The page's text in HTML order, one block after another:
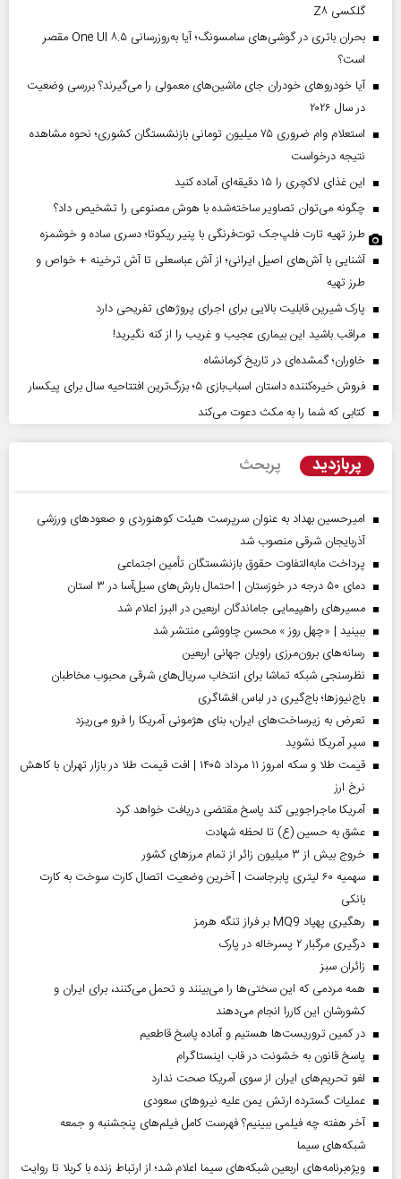
گلکسی Z۸
بحران باتری در گوشی‌های سامسونگ؛ آیا به‌روزرسانی One UI ۸.۵ مقصر
است؟
آیا خودروهای خودران جای ماشین‌های معمولی را می‌گیرند؟ بررسی وضعیت
در سال ۲۰۲۶
استعلام وام ضروری ۷۵ میلیون تومانی بازنشستگان کشوری؛ نحوه مشاهده
نتیجه درخواست
این غذای لاکچری را ۱۵ دقیقه‌ای آماده کنید
چگونه می‌توان تصاویر ساخته‌شده با هوش مصنوعی را تشخیص داد؟
طرز تهیه تارت فلپ‌جک توت‌فرنگی با پنیر ریکوتا؛ دسری ساده و خوشمزه
آشنایی با آش‌های اصیل ایرانی؛ از آش عباسعلی تا آش ترخینه + خواص و
طرز تهیه
پارک شیرین قابلیت‌ بالایی برای اجرای پروژهای تفریحی دارد
مراقب باشید این بیماری عجیب و غریب را از کنه نگیرید!
خاوران؛ گمشده‌ای در تاریخ کرمانشاه
فروش خیره‌کننده داستان اسباب‌بازی ۵؛ بزرگ‌ترین افتتاحیه سال برای پیکسار
کتابی که شما را به مکث دعوت می‌کند
پربازدید پربحث
امیرحسین بهداد به عنوان سرپرست هیئت کوهنوردی و صعودهای ورزشی
آذربایجان شرقی منصوب شد
پرداخت مابه‌التفاوت حقوق بازنشستگان تأمین اجتماعی
دمای ۵۰ درجه در خوزستان | احتمال بارش‌های سیل‌آسا در ۳ استان
مسیر‌های راهپیمایی جاماندگان اربعین در البرز اعلام شد
ببینید | «چهل روز » محسن چاووشی منتشر شد
رسانه‌های برون‌مرزی راویان جهانی اربعین
نظرسنجی شبکه تماشا برای انتخاب سریال‌های شرقی محبوب مخاطبان
باج‌نیوزها؛ باج‌گیری در لباس افشاگری
تعرض به زیرساخت‌های ایران، بنای هژمونی آمریکا را فرو می‌ریزد
سپر آمریکا نشوید
قیمت طلا و سکه امروز ۱۱ مرداد ۱۴۰۵ | افت قیمت طلا در بازار تهران با کاهش
نرخ ارز
آمریکا ماجراجویی کند پاسخ مقتضی دریافت خواهد کرد
عشق به حسین (ع) تا لحظه شهادت
خروج بیش از ۳ میلیون زائر از تمام مرز‌های کشور
سهمیه ۶۰ لیتری پابرجاست | آخرین وضعیت اتصال کارت سوخت به کارت
بانکی
رهگیری پهپاد MQ9 بر فراز تنگه هرمز
درگیری مرگبار ۲ پسرخاله در پارک
‌زائران سبز
همه مردمی که این سختی‌ها را می‌بینند و تحمل می‌کنند، برای ایران و
کشورشان این کاررا انجام می‌دهند
در کمین تروریست‌ها هستیم و آماده پاسخ قاطعیم
پاسخ قانون به خشونت در قاب اینستاگرام
لغو تحریم‌های ایران از سوی آمریکا صحت ندارد
عملیات گسترده ارتش یمن علیه نیروهای سعودی
آخر هفته چه فیلمی ببینیم؟ فهرست کامل فیلم‌های پنجشنبه و جمعه
شبکه‌های سیما
ویژه‌برنامه‌های اربعین شبکه‌های سیما اعلام شد؛ از ارتباط زنده با کربلا تا روایت